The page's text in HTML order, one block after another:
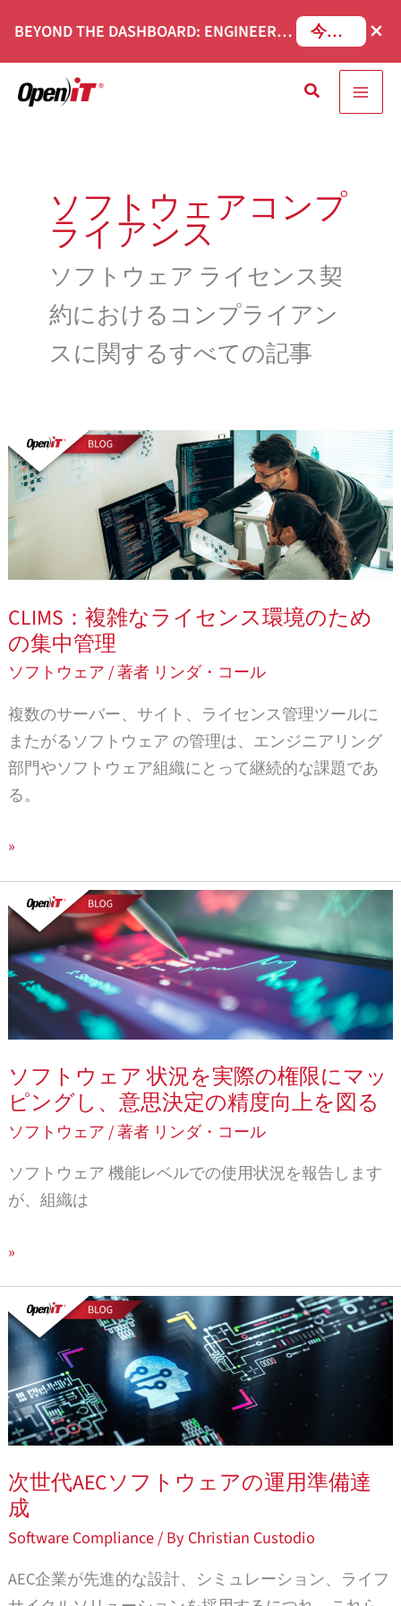
テ
BEYOND THE DASHBOARD: ENGINEERING SOFTWARE IN SERVICENOW WEBINAR 今すぐ登録 ×
検
ソフトウェアコンプ
ライアンス
ソフトウェア ライセンス契
約におけるコンプライアン
スに関するすべての記事
CLIMS：複雑なライセンス環境のため
の集中管理
ソフトウェア/ 著者 リンダ・コール
複数のサーバー、サイト、ライセンス管理ツールに
またがるソフトウェア の管理は、エンジニアリング
部門やソフトウェア組織にとって継続的な課題であ
る。
CLIMS:
複
雑
な
ラ
イ
ン
ス
環
境
の
た
め
集
管
理
詳
細
は
こ
ら
»
ソフトウェア 状況を実際の権限にマッ
ピングし、意思決定の精度向上を図る
ソフトウェア / 著者 リンダ・コール
ソフトウェア 機能レベルでの使用状況を報告します
が、組織は
ソ
フ
ト
ウ
ェ
ア 実
際
の
権
限
に
マ
ピ
グ
し、
意
思
決
定
を
改
善
す
る
続
»
次世代AECソフトウェアの運用準備達
成
Software Compliance/ ByChristian Custodio
AEC企業が先進的な設計、シミュレーション、ライフ
ソ
フ
ト
ウ
ェ
ア 運
用
準
備
ソ
フ